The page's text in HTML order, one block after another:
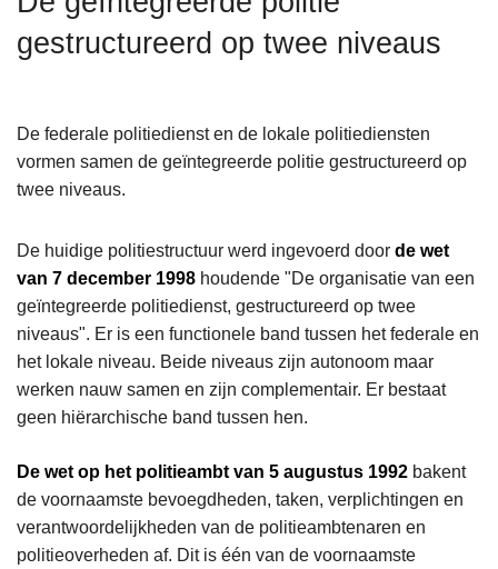
gestructureerd op twee niveaus
De federale politiedienst en de lokale politiediensten
vormen samen de geïntegreerde politie gestructureerd op
twee niveaus.
De huidige politiestructuur werd ingevoerd door de wet
van 7 december 1998 houdende "De organisatie van een
geïntegreerde politiedienst, gestructureerd op twee
niveaus". Er is een functionele band tussen het federale en
het lokale niveau. Beide niveaus zijn autonoom maar
werken nauw samen en zijn complementair. Er bestaat
geen hiërarchische band tussen hen.
De wet op het politieambt van 5 augustus 1992 bakent
de voornaamste bevoegdheden, taken, verplichtingen en
verantwoordelijkheden van de politieambtenaren en
politieoverheden af. Dit is één van de voornaamste